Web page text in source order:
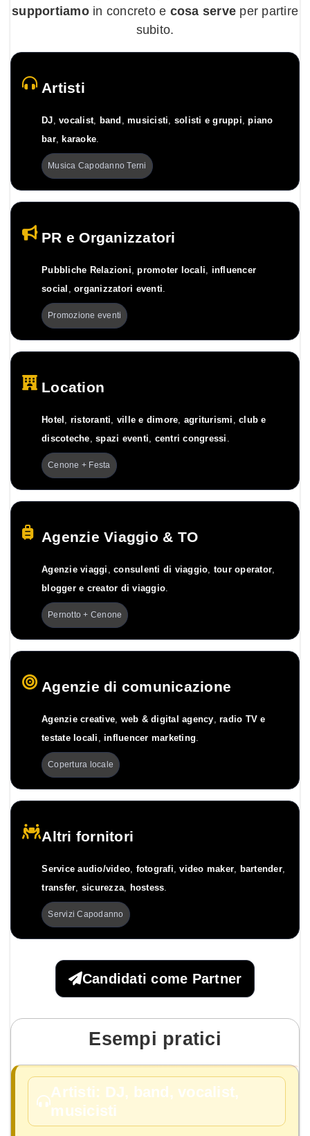
supportiamoin concreto e cosa serve per partire
subito.
Artisti
DJ, vocalist, band , musicisti, solisti e gruppi,piano
bar, karaoke.
Musica Capodanno Terni
PR e Organizzatori
Pubbliche Relazioni,promoter locali, influencer
social , organizzatori eventi.
Promozione eventi
Location
Hotel , ristoranti, ville e dimore, agriturismi , club e
discoteche, spazi eventi, centri congressi .
Cenone + Festa
Agenzie Viaggio & TO
Agenzie viaggi , consulenti di viaggio, tour operator,
blogger e creator di viaggio.
Pernotto + Cenone
Agenzie di comunicazione
Agenzie creative, web & digital agency, radio TV e
testate locali , influencer marketing.
Copertura locale
Altri fornitori
Service audio/video, fotografi,video maker, bartender,
transfer, sicurezza, hostess.
Servizi Capodanno
Candidati come Partner
Esempi pratici
Artisti: DJ, band, vocalist,
musicisti